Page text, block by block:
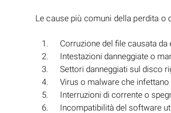
Le cause più comuni della perdita
Corruzione del file causata
Intestazioni danneggiate o
Settori danneggiati sul disco
Virus o malware che infettano
Interruzioni di corrente o
Incompatibilità del software